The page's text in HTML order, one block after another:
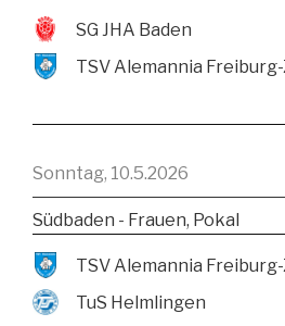
SG JHA Baden
Sonntag, 10.5.2026
Südbaden - Frauen, Pokal
TuS Helmlingen